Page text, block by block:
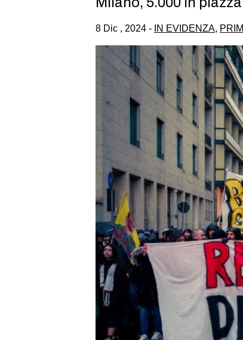
8 Dic , 2024 - IN EVIDENZA,